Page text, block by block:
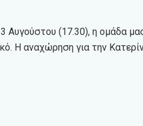
Αυγούστου (17.30), η ομάδα
Η αναχώρηση για την